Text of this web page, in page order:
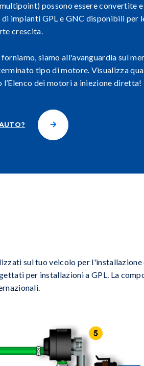
possono essere convertite
impianti GPL e GNC disponibili per
crescita.
siamo all'avanguardia sul
tipo di motore. Visualizza
dei motori a iniezione diretta!
sul tuo veicolo per l'installazione
per installazioni a GPL. La